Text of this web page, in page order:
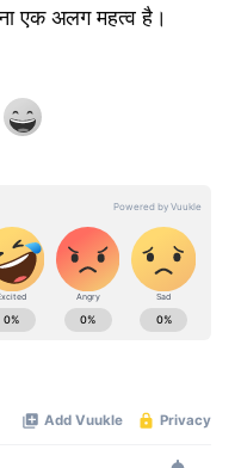
एक अलग महत्व है।